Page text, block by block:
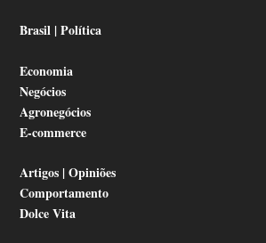
Brasil | Política
Economia
Negócios
Agronegócios
E-commerce
Artigos | Opiniões
Comportamento
Dolce Vita